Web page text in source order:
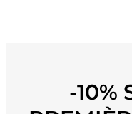
-10%